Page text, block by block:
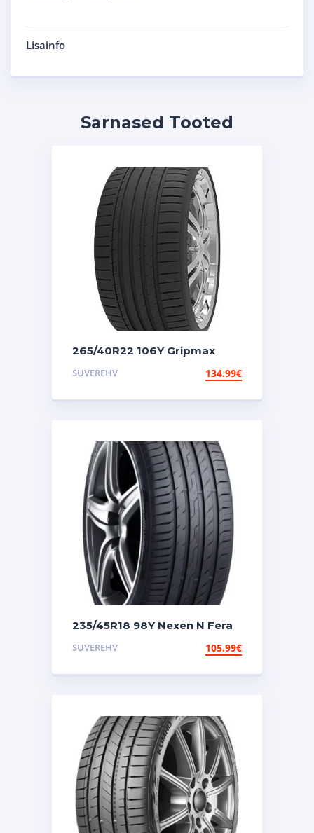
Lisainfo
Sarnased Tooted
265/40R22 106Y Gripmax
SUVEREHV 134.99€
235/45R18 98Y Nexen N Fera
SUVEREHV 105.99€